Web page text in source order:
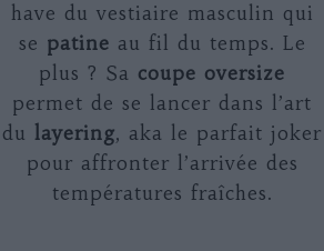
have du vestiaire masculin qui
se patine au fil du temps. Le
plus ? Sa coupe oversize
permet de se lancer dans l’art
du layering, aka le parfait joker
pour affronter l’arrivée des
températures fraîches.